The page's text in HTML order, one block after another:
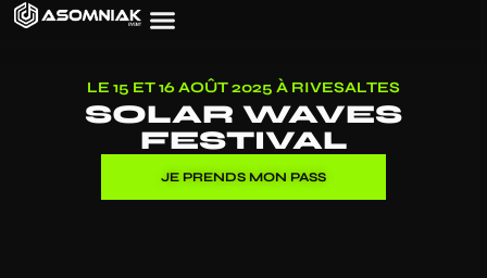
LE 15 ET 16 AOÛT 2025 À RIVESALTES
SOLAR WAVES
FESTIVAL
JE PRENDS MON PASS